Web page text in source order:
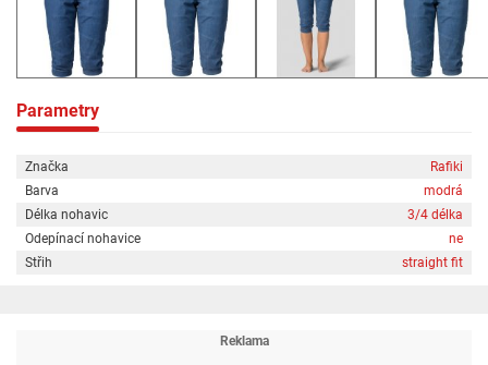
Parametry
Značka
Rafiki
Barva
modrá
Délka nohavic
3/4 délka
Odepínací nohavice
ne
Střih
straight fit